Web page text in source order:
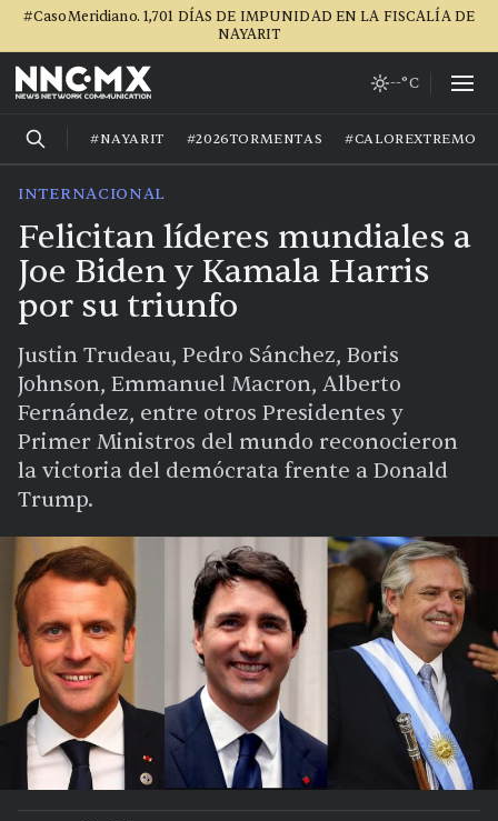
#CasoMeridiano. 1,701 DÍAS DE IMPUNIDAD EN LA FISCALÍA DE
NAYARIT
--°C
#NAYARIT #2026TORMENTAS #CALOREXTREMO
INTERNACIONAL
Felicitan líderes mundiales a
Joe Biden y Kamala Harris
por su triunfo
Justin Trudeau, Pedro Sánchez, Boris
Johnson, Emmanuel Macron, Alberto
Fernández, entre otros Presidentes y
Primer Ministros del mundo reconocieron
la victoria del demócrata frente a Donald
Trump.